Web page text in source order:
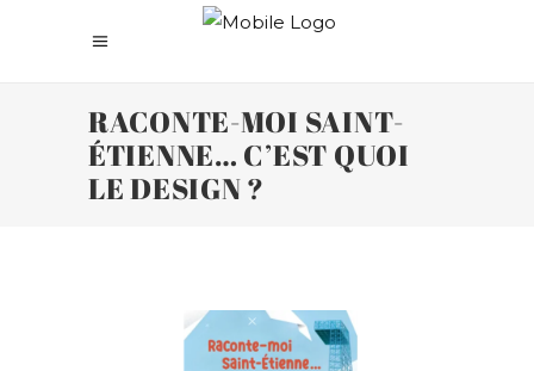
RACONTE-MOI SAINT-
ÉTIENNE… C’EST QUOI
LE DESIGN ?